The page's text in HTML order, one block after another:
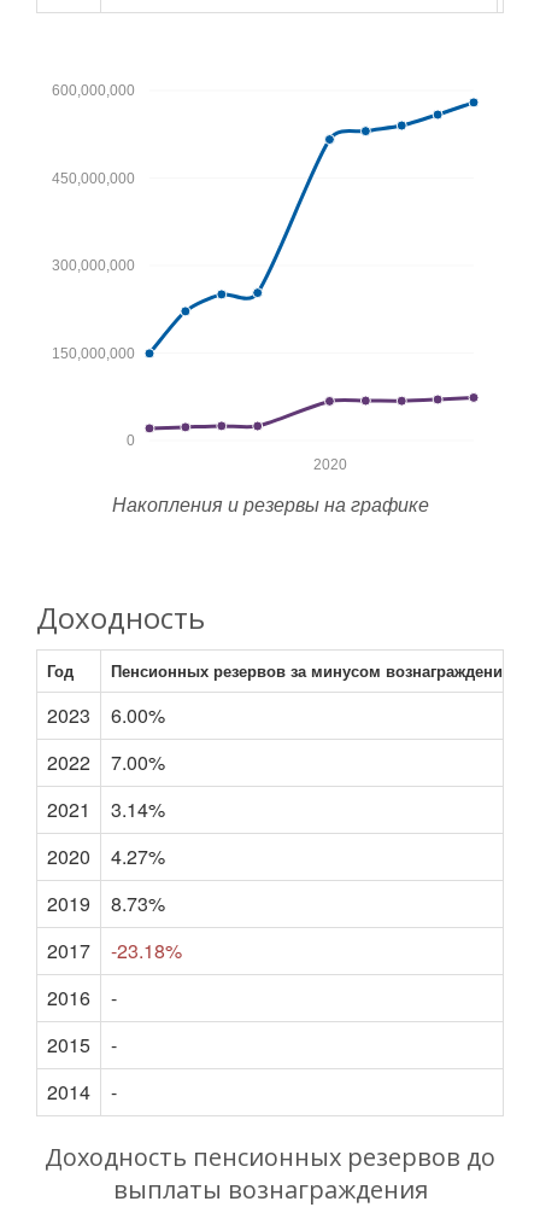
0
150,000,000
300,000,000
450,000,000
600,000,000
2020
Накопления и резервы на графике
Доходность
Год Пенсионных резервов за минусом вознаграждения
2023 6.00%
2022
7.00%
2021
3.14%
2020
4.27%
2019
8.73%
2017
-23.18%
2016
-
2015
-
2014
-
Доходность пенсионных резервов до
выплаты вознаграждения